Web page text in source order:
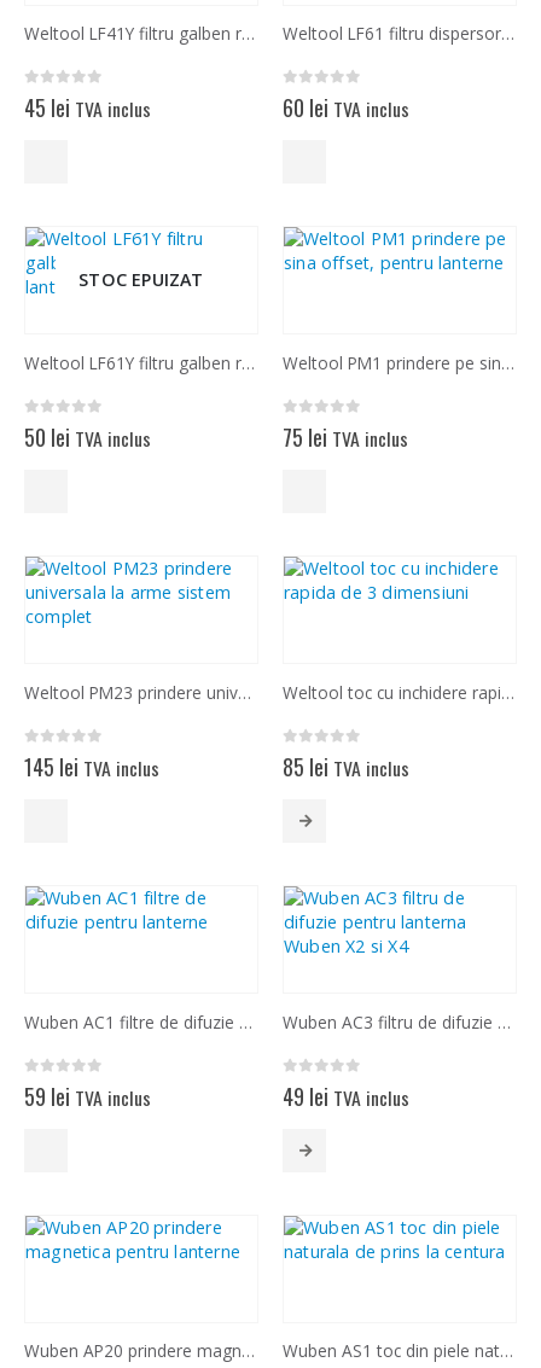
Weltool LF41Y filtru galben rabatabil pentru lanterne
0 out of 5
45 lei TVA inclus
Weltool LF61 filtru dispersor rabatabil pentru lanterne
0 out of 5
60 lei TVA inclus
STOC EPUIZAT
Weltool LF61Y filtru galben rabatabil pentru lanterne
0out of 5
50 lei TVA inclus
Weltool PM1 prindere pe sina offset, pentru lanterne
0out of 5
75 lei TVA inclus
Weltool PM23 prindere universala la arme sistem complet
0 out of 5
145 lei TVA inclus
Weltool toc cu inchidere rapida de 3 dimensiuni
0 out of 5
85 lei TVA inclus
Acest
produs
mai
multe
variații.
Opțiunile
alese
pagina
produsului.
Wuben AC1 filtre de difuzie pentru lanterne
59 lei TVA inclus
Wuben AC3 filtru de difuzie pentru lanterna Wuben X2 si X4
49 lei TVA inclus
Acest
produs
mai
multe
variații.
alese
Wuben AP20 prindere magnetica pentru lanterne Wuben AS1 toc din piele naturala de prins la centura